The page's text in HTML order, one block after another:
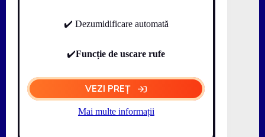
✔️ Dezumidificare automată
✔️Funcție de uscare rufe
VEZI PREȚ
Mai multe informații